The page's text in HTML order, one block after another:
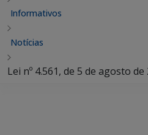
Informativos
Notícias
Lei nº 4.561, de 5 de agosto de